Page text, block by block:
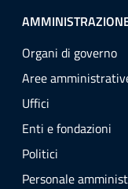
Organi di governo
Aree
Uffici
Enti e fondazioni
Politici
Personale